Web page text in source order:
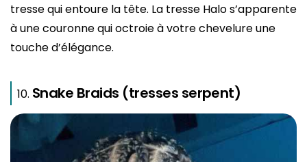
tresse qui entoure la tête. La tresse Halo s’apparente
à une couronne qui octroie à votre chevelure une
touche d’élégance.
Snake Braids (tresses serpent)